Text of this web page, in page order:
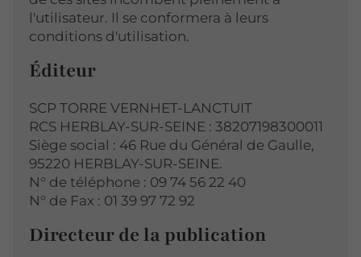
l'utilisateur. Il se conformera à leurs
conditions d'utilisation.
Éditeur
SCP TORRE VERNHET-LANCTUIT
RCS HERBLAY-SUR-SEINE : 38207198300011
Siège social : 46 Rue du Général de Gaulle,
95220 HERBLAY-SUR-SEINE.
N° de téléphone : 09 74 56 22 40
N° de Fax : 01 39 97 72 92
Directeur de la publication